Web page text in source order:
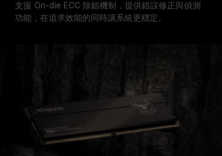
支援 On-die ECC 除錯機制，提供錯誤修正與偵測
功能，在追求效能的同時讓系統更穩定。